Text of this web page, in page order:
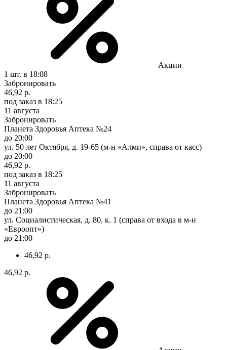
Акции
1 шт. в 18:08
Забронировать
46,92 р.
под заказ в 18:25
11 августа
Забронировать
Планета Здоровья Аптека №24
до 20:00
ул. 50 лет Октября, д. 19-65 (м-н «Алми», справа от касс)
до 20:00
46,92 р.
под заказ в 18:25
11 августа
Забронировать
Планета Здоровья Аптека №41
до 21:00
ул. Социалистическая, д. 80, к. 1 (справа от входа в м-н
«Евроопт»)
до 21:00
46,92 р.
46,92 р.